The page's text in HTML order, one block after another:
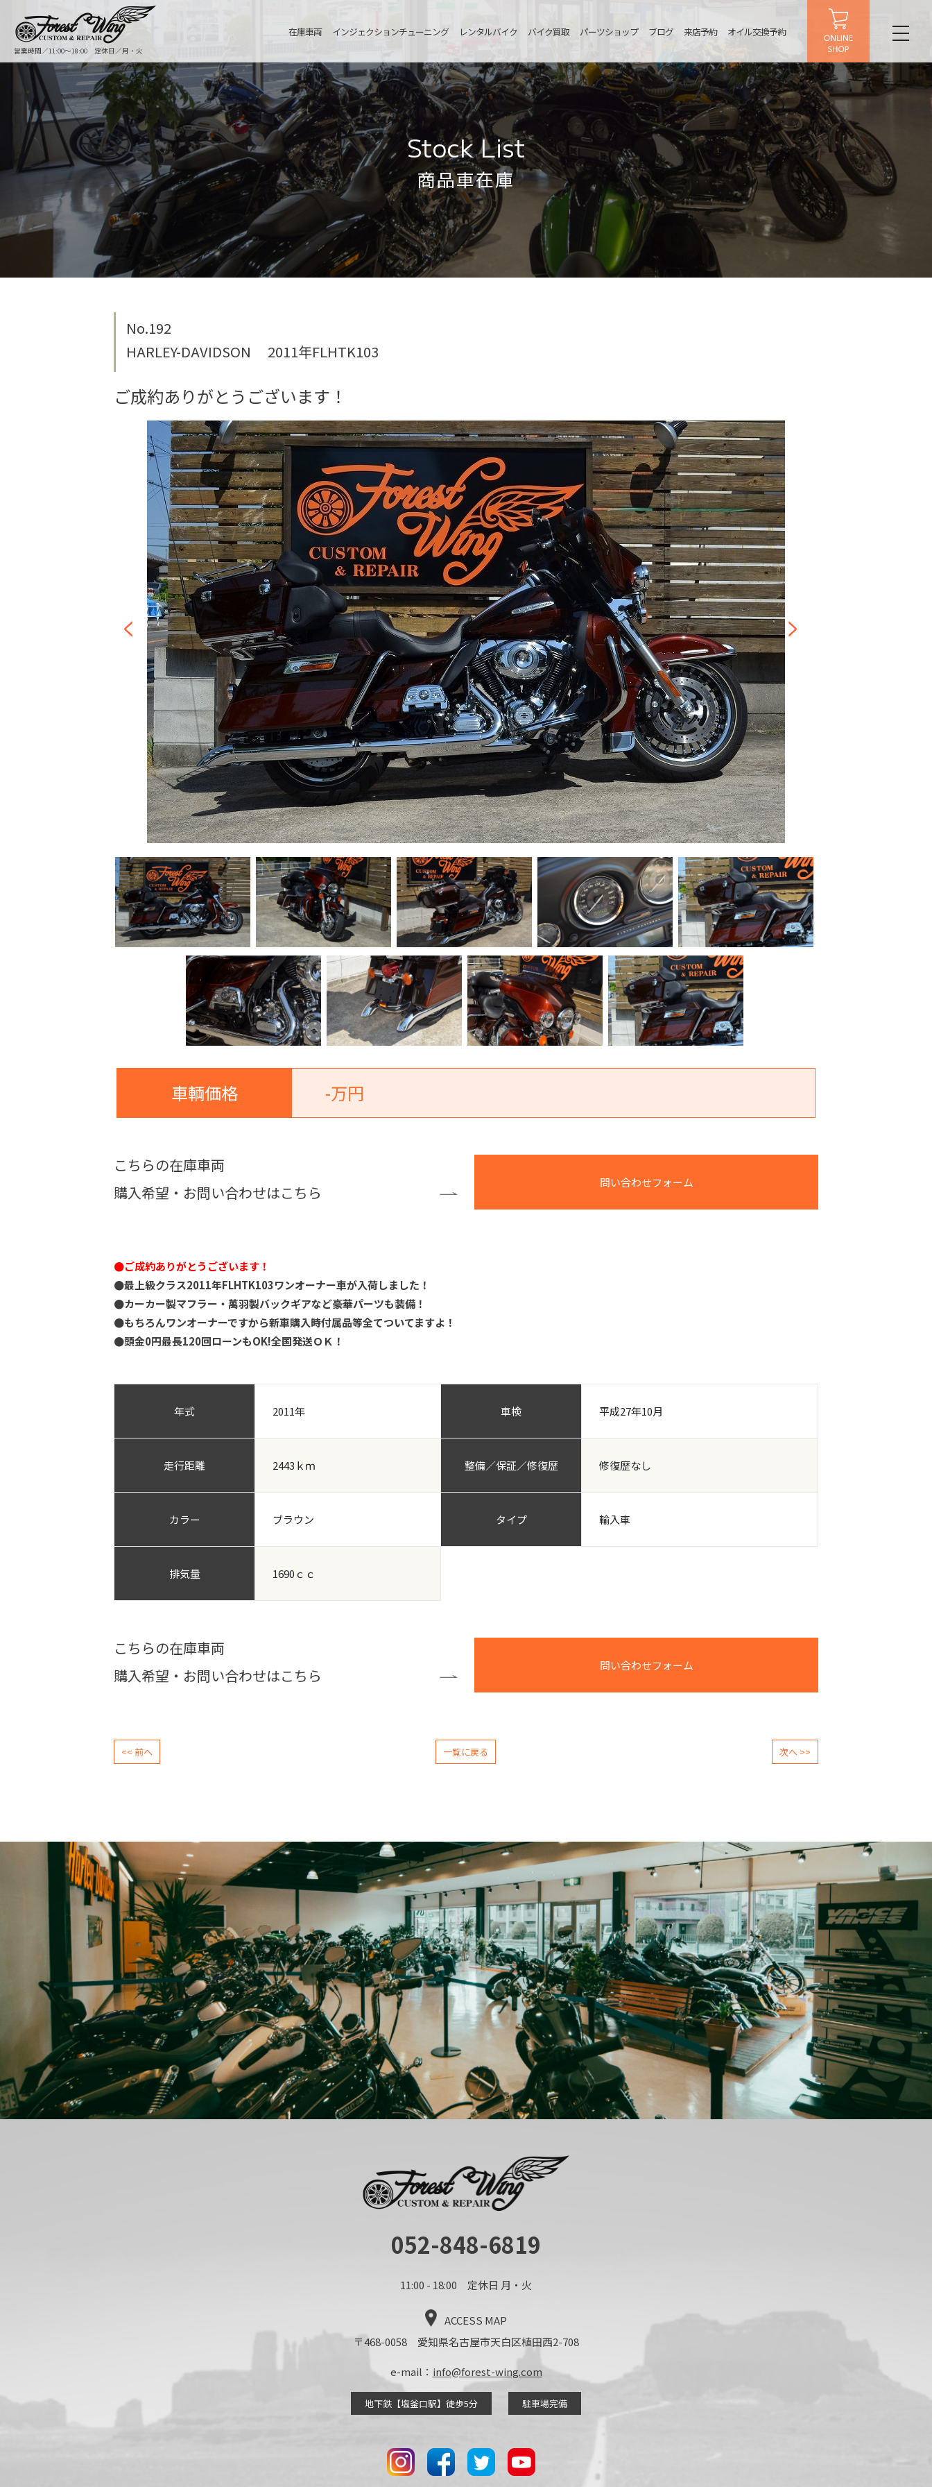
営業時間／11:00〜18:00 定休日／月・火
在庫車両 インジェクションチューニング レンタルバイク バイク買取 パーツショップ ブログ 来店予約 オイル交換予約
Stock List
商品車在庫
No.192
HARLEY-DAVIDSON 2011年FLHTK103
ご成約ありがとうございます！
車輌価格 -万円
こちらの在庫車両
購入希望・お問い合わせはこちら
問い合わせフォーム
●ご成約ありがとうございます！
●最上級クラス2011年FLHTK103ワンオーナー車が入荷しました！
●カーカー製マフラー・萬羽製バックギアなど豪華パーツも装備！
●もちろんワンオーナーですから新車購入時付属品等全てついてますよ！
●頭金0円最長120回ローンもOK!全国発送ＯＫ！
年式 2011年 車検 平成27年10月
走行距離 2443ｋｍ 整備／保証／修復歴 修復歴なし
カラー ブラウン タイプ 輸入車
排気量 1690ｃｃ
こちらの在庫車両
購入希望・お問い合わせはこちら
問い合わせフォーム
<< 前へ 一覧に戻る 次へ >>
052-848-6819
11:00 - 18:00 定休日 月・火
ACCESS MAP
〒468-0058 愛知県名古屋市天白区植田西2-708
e-mail： info@forest-wing.com
地下鉄【塩釜口駅】徒歩5分 駐車場完備